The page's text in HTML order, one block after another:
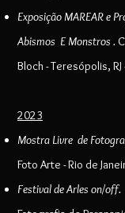
Exposição MAREAR e
Abismos E Monstros .
Bloch - Teresópolis, RJ
2023
Mostra Livre de
Foto Arte - Rio de
Festival de Arles on/off.